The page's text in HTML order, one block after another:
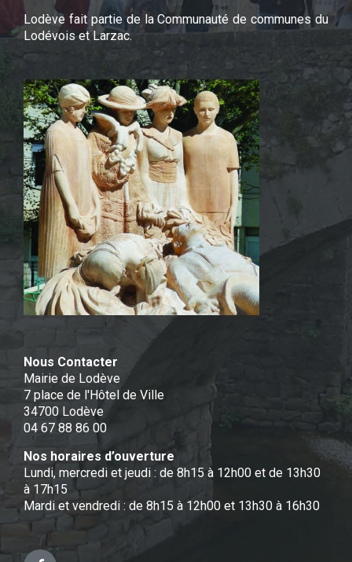
Lodève fait partie de la Communauté de communes du
Lodévois et Larzac.
Nous Contacter
Mairie de Lodève
7 place de l'Hôtel de Ville
34700 Lodève
04 67 88 86 00
Nos horaires d’ouverture
Lundi, mercredi et jeudi : de 8h15 à 12h00 et de 13h30
à 17h15
Mardi et vendredi : de 8h15 à 12h00 et 13h30 à 16h30